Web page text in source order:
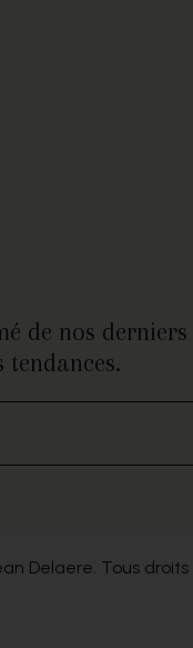
de nos
tendances.
Delaere. Tous droits